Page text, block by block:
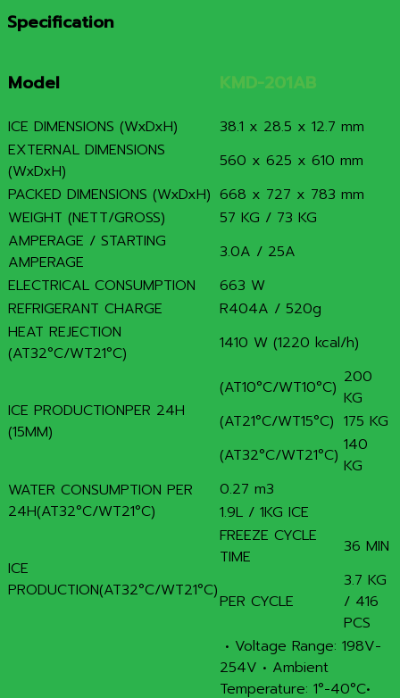
Specification
Model KMD-201AB
ICE DIMENSIONS (WxDxH)
38.1 x 28.5 x 12.7 mm
EXTERNAL DIMENSIONS
(WxDxH)
560 x 625 x 610 mm
PACKED DIMENSIONS (WxDxH) 668 x 727 x 783 mm
WEIGHT (NETT/GROSS)
57 KG / 73 KG
AMPERAGE / STARTING
AMPERAGE
3.0A / 25A
ELECTRICAL CONSUMPTION
663 W
REFRIGERANT CHARGE
R404A / 520g
HEAT REJECTION
(AT32°C/WT21°C)
1410 W (1220 kcal/h)
ICE PRODUCTIONPER 24H
(15MM)
(AT10°C/WT10°C) 200
KG
(AT21°C/WT15°C) 175 KG
(AT32°C/WT21°C) 140
KG
WATER CONSUMPTION PER
24H(AT32°C/WT21°C)
0.27 m3
1.9L / 1KG ICE
ICE
PRODUCTION(AT32°C/WT21°C)
FREEZE CYCLE
TIME
36 MIN
PER CYCLE
3.7 KG
/ 416
PCS
• Voltage Range: 198V-
254V • Ambient
Temperature: 1°-40°C•